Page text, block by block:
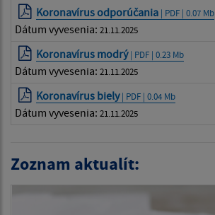
Koronavírus odporúčania | PDF | 0.07 Mb
Dátum vyvesenia: 21.11.2025
Koronavírus modrý| PDF | 0.23 Mb
Dátum vyvesenia: 21.11.2025
Koronavírus biely| PDF | 0.04 Mb
Dátum vyvesenia: 21.11.2025
Zoznam aktualít: